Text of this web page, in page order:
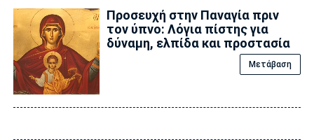
Προσευχή στην Παναγία πριν
τον ύπνο: Λόγια πίστης για
δύναμη, ελπίδα και προστασία
Μετάβαση